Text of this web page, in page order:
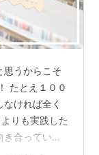
思うからこそ
たとえ１００
ければ全く
りも実践した
合っていま